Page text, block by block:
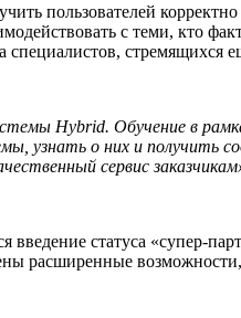
пользователей
с теми, кто
специалистов,
Hybrid. Обучение в
узнать о них и
сервис
статуса «супер-
расширенные